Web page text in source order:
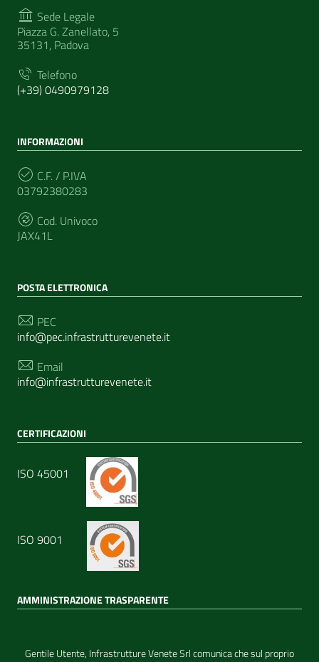
Gentile Utente, Infrastrutture Venete Srl comunica che sul proprio
Sede Legale
Piazza G. Zanellato, 5
35131, Padova
Telefono
(+39) 0490979128
INFORMAZIONI
C.F. / P.IVA
03792380283
Cod. Univoco
JAX41L
POSTA ELETTRONICA
PEC
info@pec.infrastrutturevenete.it
Email
info@infrastrutturevenete.it
CERTIFICAZIONI
ISO 45001
ISO 9001
AMMINISTRAZIONE TRASPARENTE
dal d.lgs. 36/2006